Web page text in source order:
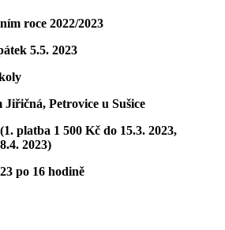
roce 2022/2023
5.5. 2023
Petrovice u Sušice
platba 1 500 Kč do 15.3. 2023,
2023)
po 16 hodině